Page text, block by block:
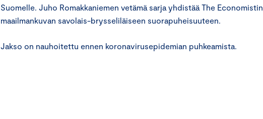
Suomelle. Juho Romakkaniemen vetämä sarja yhdistää The Economistin
maailmankuvan savolais-brysseliläiseen suorapuheisuuteen.
Jakso on nauhoitettu ennen koronavirusepidemian puhkeamista.